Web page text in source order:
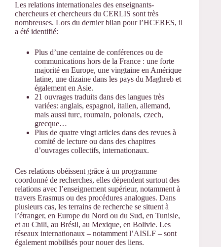
Les relations internationales des enseignants-
chercheurs et chercheurs du CERLIS sont très
nombreuses. Lors du dernier bilan pour l’HCERES, il
a été identifié:
Plus d’une centaine de conférences ou de
communications hors de la France : une forte
majorité en Europe, une vingtaine en Amérique
latine, une dizaine dans les pays du Maghreb et
également en Asie.
21 ouvrages traduits dans des langues très
variées: anglais, espagnol, italien, allemand,
mais aussi turc, roumain, polonais, czech,
grecque…
Plus de quatre vingt articles dans des revues à
comité de lecture ou dans des chapitres
d’ouvrages collectifs, internationaux.
Ces relations obéissent grâce à un programme
coordonné de recherches, elles dépendent surtout des
relations avec l’enseignement supérieur, notamment à
travers Erasmus ou des procédures analogues. Dans
plusieurs cas, les terrains de recherche se situent à
l’étranger, en Europe du Nord ou du Sud, en Tunisie,
et au Chili, au Brésil, au Mexique, en Bolivie. Les
réseaux internationaux – notamment l’AISLF – sont
également mobilisés pour nouer des liens.